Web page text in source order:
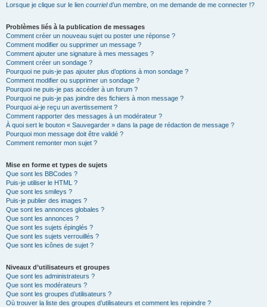
Lorsque je clique sur le lien courrield’un membre, on me demande de me connecter !?
Problèmes liés à la publication de messages
Comment créer un nouveau sujet ou poster une réponse ?
Comment modifier ou supprimer un message ?
Comment ajouter une signature à mes messages ?
Comment créer un sondage ?
Pourquoi ne puis-je pas ajouter plus d’options à mon sondage ?
Comment modifier ou supprimer un sondage ?
Pourquoi ne puis-je pas accéder à un forum ?
Pourquoi ne puis-je pas joindre des fichiers à mon message ?
Pourquoi ai-je reçu un avertissement ?
Comment rapporter des messages à un modérateur ?
À quoi sert le bouton « Sauvegarder » dans la page de rédaction de message ?
Pourquoi mon message doit être validé ?
Comment remonter mon sujet ?
Mise en forme et types de sujets
Que sont les BBCodes ?
Puis-je utiliser le HTML ?
Que sont les smileys ?
Puis-je publier des images ?
Que sont les annonces globales ?
Que sont les annonces ?
Que sont les sujets épinglés ?
Que sont les sujets verrouillés ?
Que sont les icônes de sujet ?
Niveaux d’utilisateurs et groupes
Que sont les administrateurs ?
Que sont les modérateurs ?
Que sont les groupes d’utilisateurs ?
Où trouver la liste des groupes d’utilisateurs et comment les rejoindre ?